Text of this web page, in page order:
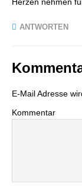
ANTWORTEN
E-Mail Adresse
Kommentar